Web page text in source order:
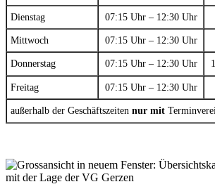
Dienstag 07:15 Uhr – 12:30 Uhr
Mittwoch 07:15 Uhr – 12:30 Uhr
Donnerstag 07:15 Uhr – 12:30 Uhr
Freitag 07:15 Uhr – 12:30 Uhr
außerhalb der Geschäftszeiten nur mit